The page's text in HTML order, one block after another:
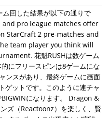
回した結果が以下の通りで
pro league matches offer
StarCraft 2 pre-matches and
team player you think will
花魁RUSHは数ゲーム
にフリースピンは8ゲームにな
ンスがあり、最終ゲームに画面
ゲットです。このように連チャ
になります。 Dragon &
ズ（Reactoonz）を楽しく、賢